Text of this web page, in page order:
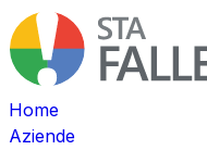
Home
Aziende